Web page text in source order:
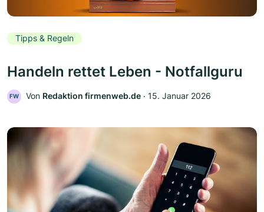
Tipps & Regeln
Handeln rettet Leben - Notfallguru
FW Von Redaktion firmenweb.de ‧ 15. Januar 2026